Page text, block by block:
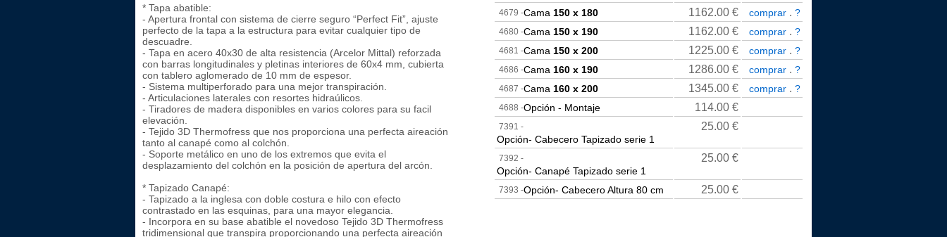
* Tapa abatible:
- Apertura frontal con sistema de cierre seguro “Perfect Fit”, ajuste
perfecto de la tapa a la estructura para evitar cualquier tipo de
descuadre.
- Tapa en acero 40x30 de alta resistencia (Arcelor Mittal) reforzada
con barras longitudinales y pletinas interiores de 60x4 mm, cubierta
con tablero aglomerado de 10 mm de espesor.
- Sistema multiperforado para una mejor transpiración.
- Articulaciones laterales con resortes hidraúlicos.
- Tiradores de madera disponibles en varios colores para su facil
elevación.
- Tejido 3D Thermofress que nos proporciona una perfecta aireación
tanto al canapé como al colchón.
- Soporte metálico en uno de los extremos que evita el
desplazamiento del colchón en la posición de apertura del arcón.
* Tapizado Canapé:
- Tapizado a la inglesa con doble costura e hilo con efecto
contrastado en las esquinas, para una mayor elegancia.
- Incorpora en su base abatible el novedoso Tejido 3D Thermofress
tridimensional que transpira proporcionando una perfecta aireación
4679 -Cama 150 x 180 1162.00 € comprar .?
4680 -Cama 150 x 190 1162.00 € comprar .?
4681 -Cama 150 x 200 1225.00 € comprar .?
4686 -Cama 160 x 190 1286.00 € comprar .?
4687 -Cama 160 x 200 1345.00 € comprar .?
4688 -Opción - Montaje 114.00 €
7391 -
Opción- Cabecero Tapizado serie 1
25.00 €
7392 -
Opción- Canapé Tapizado serie 1
25.00 €
7393 -Opción- Cabecero Altura 80 cm 25.00 €